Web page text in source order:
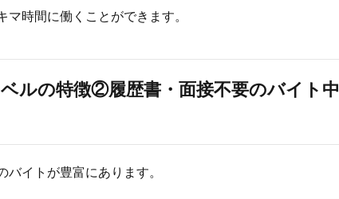
時間に働くことができます。
ルの特徴②履歴書・面接不要のバイト中
イトが豊富にあります。